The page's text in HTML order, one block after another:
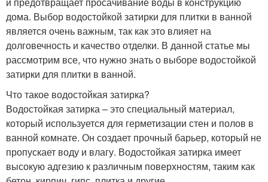
дома. Выбор водостойкой затирки для плитки в ванной
является очень важным, так как это влияет на
долговечность и качество отделки. В данной статье мы
рассмотрим все, что нужно знать о выборе водостойкой
затирки для плитки в ванной.
Что такое водостойкая затирка?
Водостойкая затирка – это специальный материал,
который используется для герметизации стен и полов в
ванной комнате. Он создает прочный барьер, который не
пропускает воду и влагу. Водостойкая затирка имеет
высокую адгезию к различным поверхностям, таким как